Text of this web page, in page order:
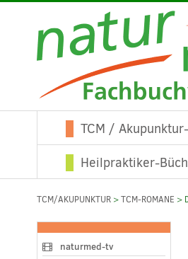
TCM /
Heilpraktiker-
TCM/AKUPUNKTUR >TCM-ROMANE >
naturmed-tv